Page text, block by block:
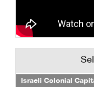
Israeli Colonial